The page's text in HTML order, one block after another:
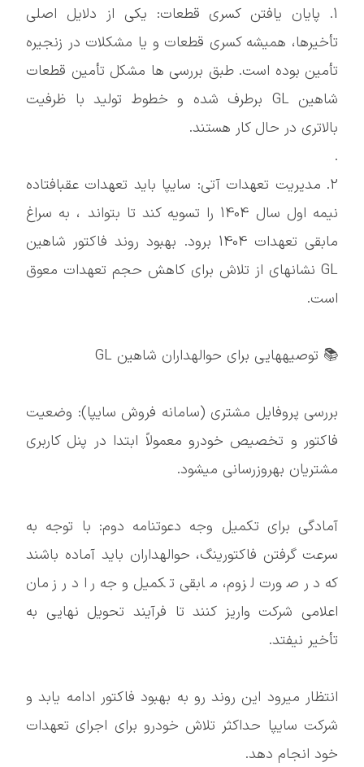
1. پایان یافتن کسری قطعات: یکی از دلایل اصلی
تأخیرها، همیشه کسری قطعات و یا مشکلات در زنجیره
تأمین بوده است. طبق بررسی ها مشکل تأمین قطعات
شاهین GL برطرف شده و خطوط تولید با ظرفیت
بالاتری در حال کار هستند.
.
2. مدیریت تعهدات آتی: سایپا باید تعهدات عقبافتاده
نیمه اول سال 1404 را تسویه کند تا بتواند ، به سراغ
مابقی تعهدات 1404 برود. بهبود روند فاکتور شاهین
GL نشانهای از تلاش برای کاهش حجم تعهدات معوق
است.
📚 توصیههایی برای حوالهداران شاهین GL
بررسی پروفایل مشتری (سامانه فروش سایپا): وضعیت
فاکتور و تخصیص خودرو معمولاً ابتدا در پنل کاربری
مشتریان بهروزرسانی میشود.
آمادگی برای تکمیل وجه دعوتنامه دوم: با توجه به
سرعت گرفتن فاکتورینگ، حوالهداران باید آماده باشند
که در صورت لزوم، مابقی تکمیل وجه را در زمان
اعلامی شرکت واریز کنند تا فرآیند تحویل نهایی به
تأخیر نیفتد.
انتظار میرود این روند رو به بهبود فاکتور ادامه یابد و
شرکت سایپا حداکثر تلاش خودرو برای اجرای تعهدات
خود انجام دهد.